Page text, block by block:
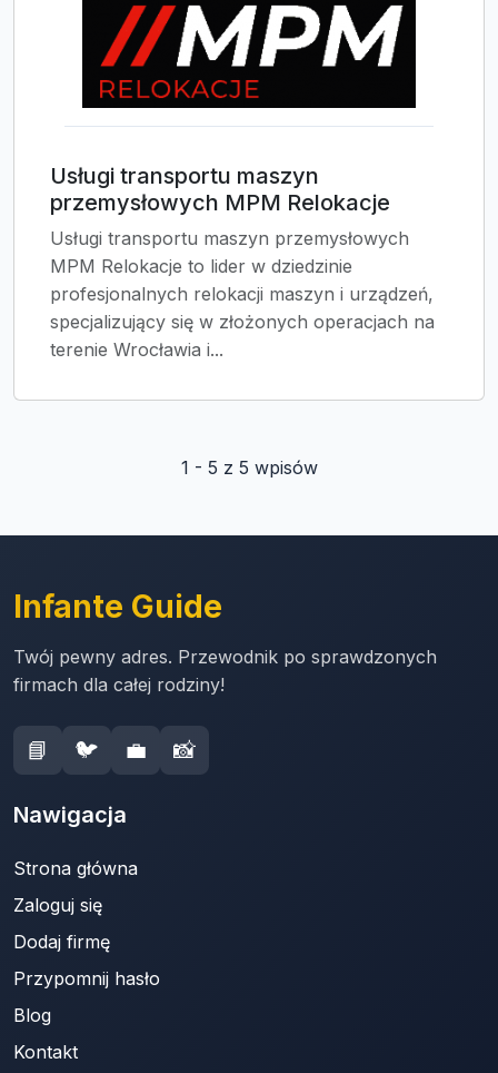
Usługi transportu maszyn
przemysłowych MPM Relokacje
Usługi transportu maszyn przemysłowych
MPM Relokacje to lider w dziedzinie
profesjonalnych relokacji maszyn i urządzeń,
specjalizujący się w złożonych operacjach na
terenie Wrocławia i...
1 - 5 z 5 wpisów
Infante Guide
Twój pewny adres. Przewodnik po sprawdzonych
firmach dla całej rodziny!
📘 🐦 💼 📸
Nawigacja
Strona główna
Zaloguj się
Dodaj firmę
Przypomnij hasło
Blog
Kontakt